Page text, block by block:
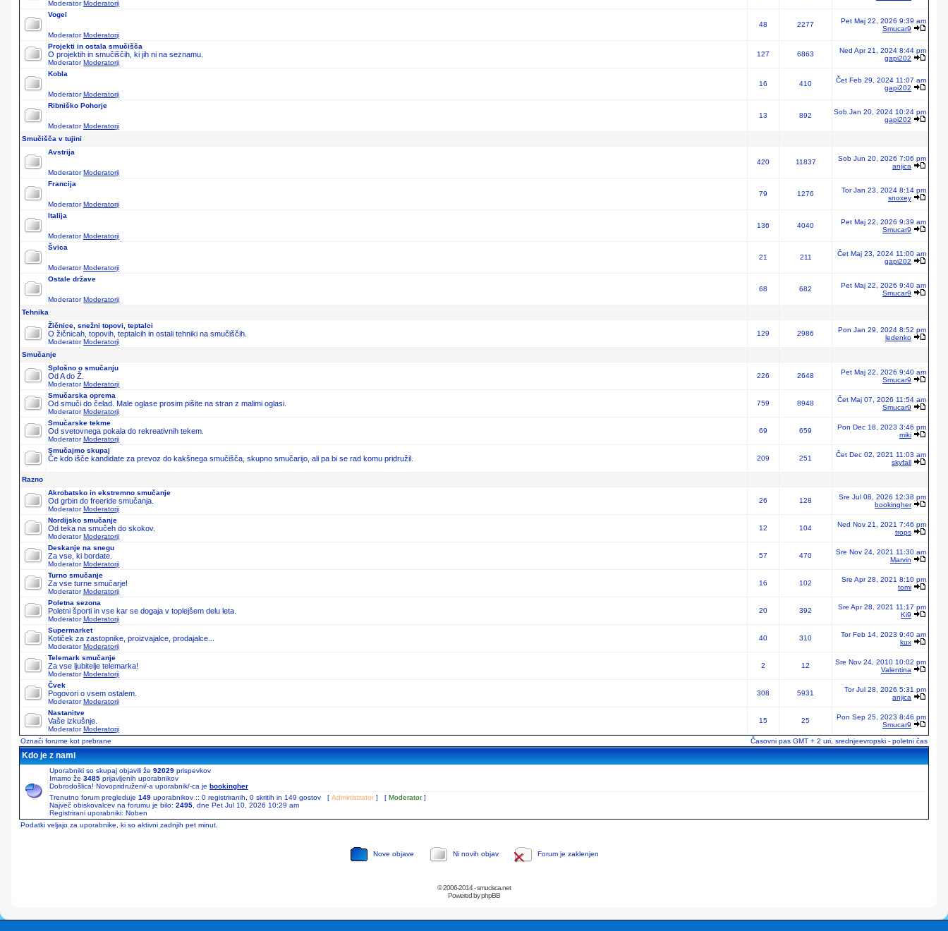
ModeratorModeratorji
Vogel
ModeratorModeratorji
48 2277
Pet Maj 22, 2026 9:39 am
Smucar9
Projekti in ostala smučišča
O projektih in smučiščih, ki jih ni na seznamu.
ModeratorModeratorji
127 6863
Ned Apr 21, 2024 8:44 pm
gapi202
Kobla
ModeratorModeratorji
16 410
Čet Feb 29, 2024 11:07 am
gapi202
Ribniško Pohorje
ModeratorModeratorji
13 892
Sob Jan 20, 2024 10:24 pm
gapi202
Smučišča v tujini
Avstrija
ModeratorModeratorji
420 11837
Sob Jun 20, 2026 7:06 pm
anjica
Francija
ModeratorModeratorji
79 1276
Tor Jan 23, 2024 8:14 pm
snoxey
Italija
ModeratorModeratorji
136 4040
Pet Maj 22, 2026 9:39 am
Smucar9
Švica
ModeratorModeratorji
21 211
Čet Maj 23, 2024 11:00 am
gapi202
Ostale države
ModeratorModeratorji
68 682
Pet Maj 22, 2026 9:40 am
Smucar9
Tehnika
Žičnice, snežni topovi, teptalci
O žičnicah, topovih, teptalcih in ostali tehniki na smučiščih.
ModeratorModeratorji
129 2986
Pon Jan 29, 2024 8:52 pm
ledenko
Smučanje
Splošno o smučanju
Od A do Ž.
ModeratorModeratorji
226 2648
Pet Maj 22, 2026 9:40 am
Smucar9
Smučarska oprema
Od smuči do čelad. Male oglase prosim pišite na stran z malimi oglasi.
ModeratorModeratorji
759 8948
Čet Maj 07, 2026 11:54 am
Smucar9
Smučarske tekme
Od svetovnega pokala do rekreativnih tekem.
ModeratorModeratorji
69 659
Pon Dec 18, 2023 3:46 pm
miki
Smučajmo skupaj
Če kdo išče kandidate za prevoz do kakšnega smučišča, skupno smučarijo, ali pa bi se rad komu pridružil. 209 251
Čet Dec 02, 2021 11:03 am
skyfall
Razno
Akrobatsko in ekstremno smučanje
Od grbin do freeride smučanja.
ModeratorModeratorji
26 128
Sre Jul 08, 2026 12:38 pm
bookingher
Nordijsko smučanje
Od teka na smučeh do skokov.
ModeratorModeratorji
12 104
Ned Nov 21, 2021 7:46 pm
trops
Deskanje na snegu
Za vse, ki bordate.
ModeratorModeratorji
57 470
Sre Nov 24, 2021 11:30 am
Marvin
Turno smučanje
Za vse turne smučarje!
ModeratorModeratorji
16 102
Sre Apr 28, 2021 8:10 pm
tomi
Poletna sezona
Poletni športi in vse kar se dogaja v toplejšem delu leta.
ModeratorModeratorji
20 392
Sre Apr 28, 2021 11:17 pm
Ki9
Supermarket
Kotiček za zastopnike, proizvajalce, prodajalce...
ModeratorModeratorji
40 310
Tor Feb 14, 2023 9:40 am
kux
Telemark smučanje
Za vse ljubitelje telemarka!
ModeratorModeratorji
2 12
Sre Nov 24, 2010 10:02 pm
Valentina
Čvek
Pogovori o vsem ostalem.
ModeratorModeratorji
308 5931
Tor Jul 28, 2026 5:31 pm
anjica
Nastanitve
Vaše izkušnje.
ModeratorModeratorji
15 25
Pon Sep 25, 2023 8:46 pm
Smucar9
Označi forume kot prebrane Časovni pas GMT + 2 uri, srednjeevropski - poletni čas
Kdo je z nami
Uporabniki so skupaj objavili že 92029 prispevkov
Imamo že 3485 prijavljenih uporabnikov
Dobrodošlica! Novopridruženi/-a uporabnik/-ca je bookingher
Trenutno forum pregleduje 149 uporabnikov :: 0 registriranih, 0 skritih in 149 gostov [ Administrator] [ Moderator]
Največ obiskovalcev na forumu je bilo: 2495 , dne Pet Jul 10, 2026 10:29 am
Registrirani uporabniki: Noben
Podatki veljajo za uporabnike, ki so aktivni zadnjih pet minut.
Nove objave Ni novih objav Forum je zaklenjen
© 2006-2014 - smucisca.net
Powered by phpBB